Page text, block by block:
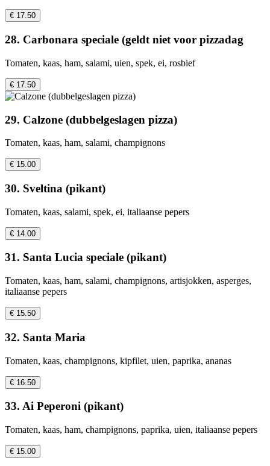
€ 17.50
28. Carbonara speciale (geldt niet voor pizzadag
Tomaten, kaas, ham, salami, uien, spek, ei, rosbief
€ 17.50
29. Calzone (dubbelgeslagen pizza)
Tomaten, kaas, ham, salami, champignons
€ 15.00
30. Sveltina (pikant)
Tomaten, kaas, salami, spek, ei, italiaanse pepers
€ 14.00
31. Santa Lucia speciale (pikant)
Tomaten, kaas, ham, salami, champignons, artisjokken, asperges,
italiaanse pepers
€ 15.50
32. Santa Maria
Tomaten, kaas, champignons, kipfilet, uien, paprika, ananas
€ 16.50
33. Ai Peperoni (pikant)
Tomaten, kaas, ham, champignons, paprika, uien, italiaanse pepers
€ 15.00